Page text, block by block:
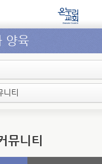
양육
니티
뮤니티